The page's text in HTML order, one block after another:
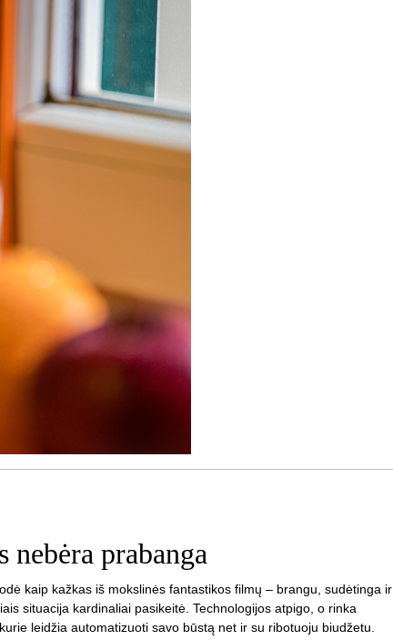
nebėra prabanga
kaip kažkas iš mokslinės fantastikos filmų – brangu, sudėtinga ir
situacija kardinaliai pasikeitė. Technologijos atpigo, o rinka
leidžia automatizuoti savo būstą net ir su ribotuoju biudžetu.